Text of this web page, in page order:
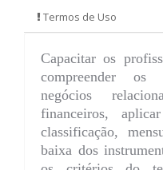
Termos de Uso
Capacitar os
compreender os
negócios
financeiros,
classificação,
baixa dos